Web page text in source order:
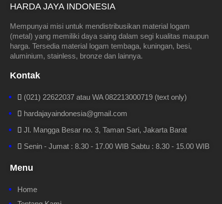
HARDA JAYA INDONESIA
Mempunyai misi untuk mendistribusikan material logam
(metal) yang memiliki daya saing dalam segi kualitas maupun
harga. Tersedia material logam tembaga, kuningan, besi,
aluminium, stainless, bronze dan lainnya.
Kontak
(021) 22622037 atau WA 082213000719 (text only)
hardajayaindonesia@gmail.com
Jl. Mangga Besar no. 3, Taman Sari, Jakarta Barat
Senin - Jumat : 8.30 - 17.00 WIB Sabtu : 8.30 - 15.00 WIB
Menu
Home